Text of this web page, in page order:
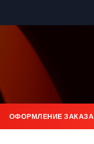
ОФОРМЛЕНИЕ ЗАКАЗА